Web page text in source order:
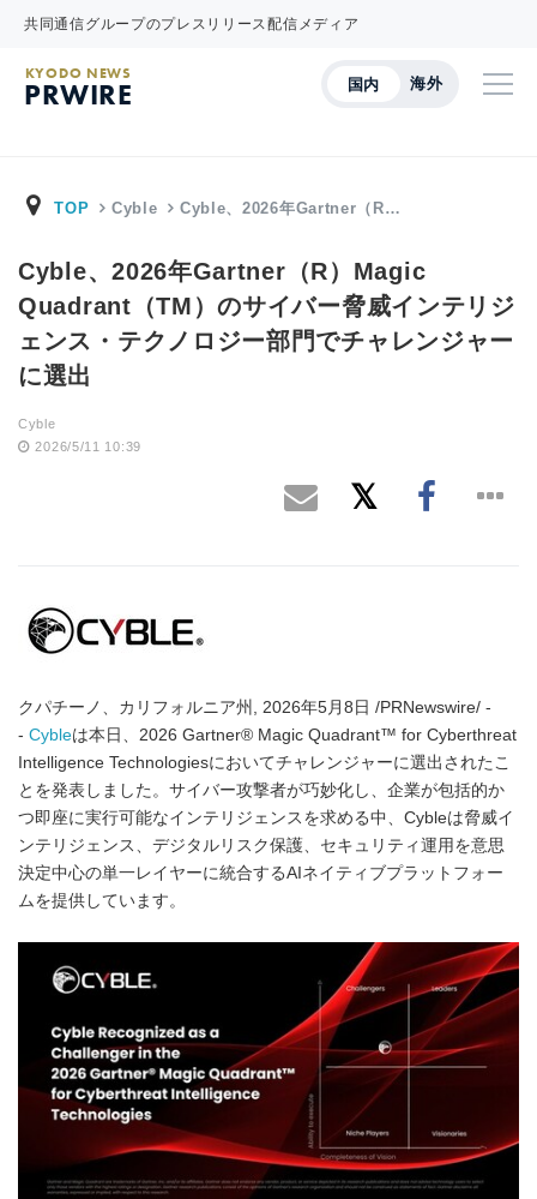
共同通信グループのプレスリリース配信メディア
国内 海外
KYODO NEWS
PRWIRE
TOP Cyble Cyble、2026年Gartner（R…
Cyble、2026年Gartner（R）Magic
Quadrant（TM）のサイバー脅威インテリジ
ェンス・テクノロジー部門でチャレンジャー
に選出
Cyble
2026/5/11 10:39
クパチーノ、カリフォルニア州, 2026年5月8日 /PRNewswire/ -
- Cybleは本日、2026 Gartner® Magic Quadrant™ for Cyberthreat
Intelligence Technologiesにおいてチャレンジャーに選出されたこ
とを発表しました。サイバー攻撃者が巧妙化し、企業が包括的か
つ即座に実行可能なインテリジェンスを求める中、Cybleは脅威イ
ンテリジェンス、デジタルリスク保護、セキュリティ運用を意思
決定中心の単一レイヤーに統合するAIネイティブプラットフォー
ムを提供しています。